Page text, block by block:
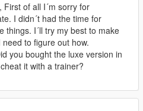
First of all I´m sorry for
I didn´t had the time for
things. I´ll try my best to make
to figure out how.
you bought the luxe version in
it with a trainer?